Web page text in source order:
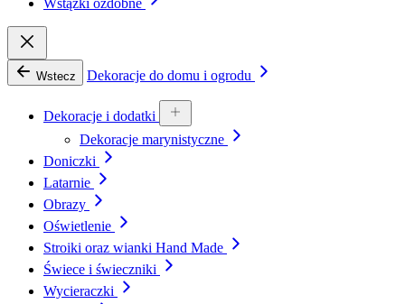
Wstążki ozdobne
Wstecz Dekoracje do domu i ogrodu
Dekoracje i dodatki
Dekoracje marynistyczne
Doniczki
Latarnie
Obrazy
Oświetlenie
Stroiki oraz wianki Hand Made
Świece i świeczniki
Wycieraczki